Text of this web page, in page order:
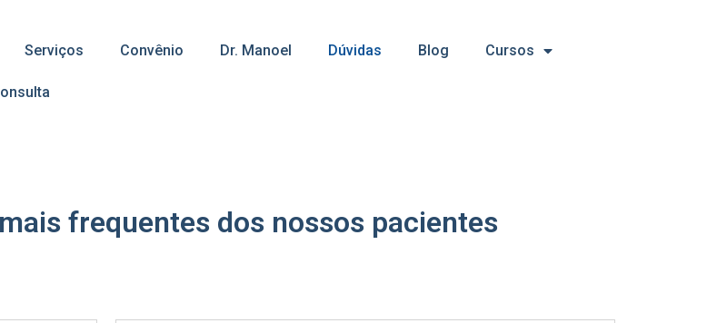
Serviços Convênio Dr. Manoel Dúvidas Blog Cursos
frequentes dos nossos pacientes